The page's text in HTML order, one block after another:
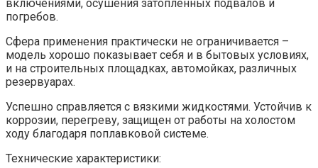
включениями, осушения затопленных подвалов и
погребов.
Сфера применения практически не ограничивается –
модель хорошо показывает себя и в бытовых условиях,
и на строительных площадках, автомойках, различных
резервуарах.
Успешно справляется с вязкими жидкостями. Устойчив к
коррозии, перегреву, защищен от работы на холостом
ходу благодаря поплавковой системе.
Технические характеристики: